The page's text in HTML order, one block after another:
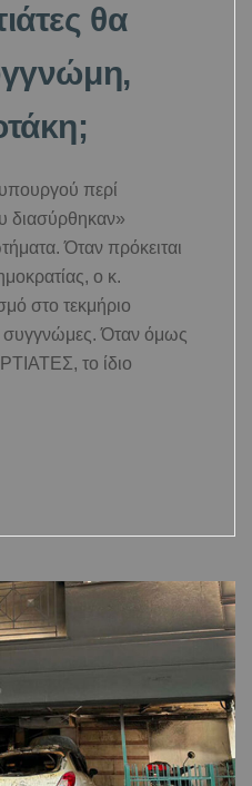
θα
περί
διασύρθηκαν»
Όταν πρόκειται
ο κ.
στο τεκμήριο
συγγνώμες. Όταν όμως
το ίδιο